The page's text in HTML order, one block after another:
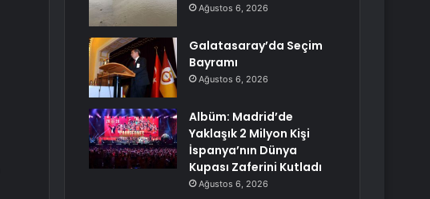
Ağustos 6, 2026
Galatasaray’da Seçim
Bayramı
Ağustos 6, 2026
Albüm: Madrid’de
Yaklaşık 2 Milyon Kişi
İspanya’nın Dünya
Kupası Zaferini Kutladı
Ağustos 6, 2026